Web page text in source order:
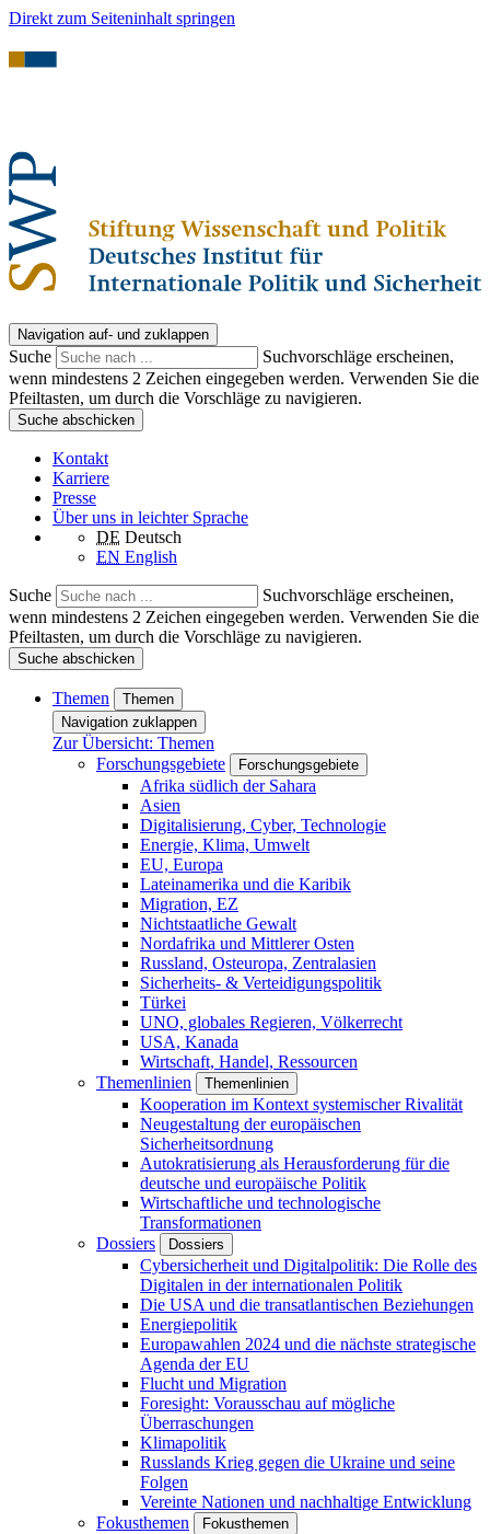
Direkt zum Seiteninhalt springen
Navigation auf- und zuklappen
Suche
Suchvorschläge erscheinen,
wenn mindestens 2 Zeichen eingegeben werden. Verwenden Sie die
Pfeiltasten, um durch die Vorschläge zu navigieren.
Suche abschicken
Kontakt
Karriere
Presse
Über uns in leichter Sprache
DE Deutsch
EN English
Suche
Suchvorschläge erscheinen,
wenn mindestens 2 Zeichen eingegeben werden. Verwenden Sie die
Pfeiltasten, um durch die Vorschläge zu navigieren.
Suche abschicken
Themen
Themen
Navigation zuklappen
Zur Übersicht: Themen
Forschungsgebiete
Forschungsgebiete
Afrika südlich der Sahara
Asien
Digitalisierung, Cyber, Technologie
Energie, Klima, Umwelt
EU, Europa
Lateinamerika und die Karibik
Migration, EZ
Nichtstaatliche Gewalt
Nordafrika und Mittlerer Osten
Russland, Osteuropa, Zentralasien
Sicherheits- & Verteidigungspolitik
Türkei
UNO, globales Regieren, Völkerrecht
USA, Kanada
Wirtschaft, Handel, Ressourcen
Themenlinien
Themenlinien
Kooperation im Kontext systemischer Rivalität
Neugestaltung der europäischen
Sicherheitsordnung
Autokratisierung als Herausforderung für die
deutsche und europäische Politik
Wirtschaftliche und technologische
Transformationen
Dossiers
Dossiers
Cybersicherheit und Digitalpolitik: Die Rolle des
Digitalen in der internationalen Politik
Die USA und die transatlantischen Beziehungen
Energiepolitik
Europawahlen 2024 und die nächste strategische
Agenda der EU
Flucht und Migration
Foresight: Vorausschau auf mögliche
Überraschungen
Klimapolitik
Russlands Krieg gegen die Ukraine und seine
Folgen
Vereinte Nationen und nachhaltige Entwicklung
Fokusthemen
Fokusthemen